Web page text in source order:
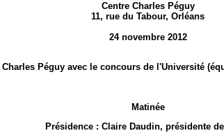
Centre Charles Péguy
11, rue du Tabour, Orléans
24 novembre 2012
Péguy avec le concours de l'Université
Matinée
Présidence : Claire Daudin, présidente